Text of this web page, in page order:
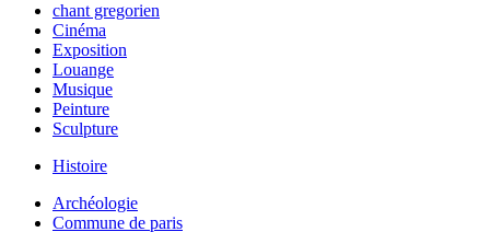
chant gregorien
Cinéma
Exposition
Louange
Musique
Peinture
Sculpture
Histoire
Archéologie
Commune de paris